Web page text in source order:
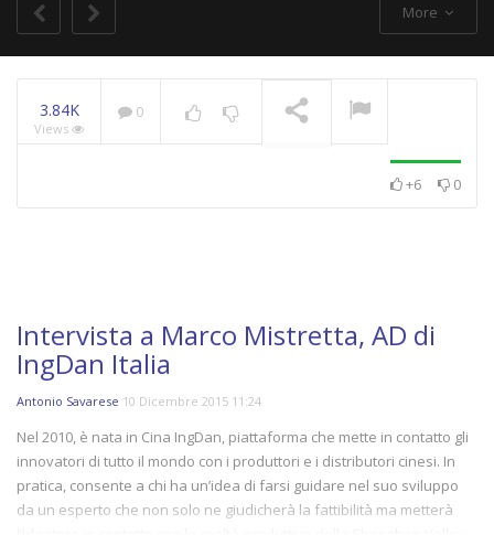
More
WeChangeIT Forum
2023 – Il Made in Italy
secondo Giulio Sapelli
3.84K
Views
0
+6 0
Intervista a Marco Mistretta, AD di
IngDan Italia
Antonio Savarese 10 Dicembre 2015 11:24
Nel 2010, è nata in Cina IngDan, piattaforma che mette in contatto gli
innovatori di tutto il mondo con i produttori e i distributori cinesi. In
pratica, consente a chi ha un’idea di farsi guidare nel suo sviluppo
da un esperto che non solo ne giudicherà la fattibilità ma metterà